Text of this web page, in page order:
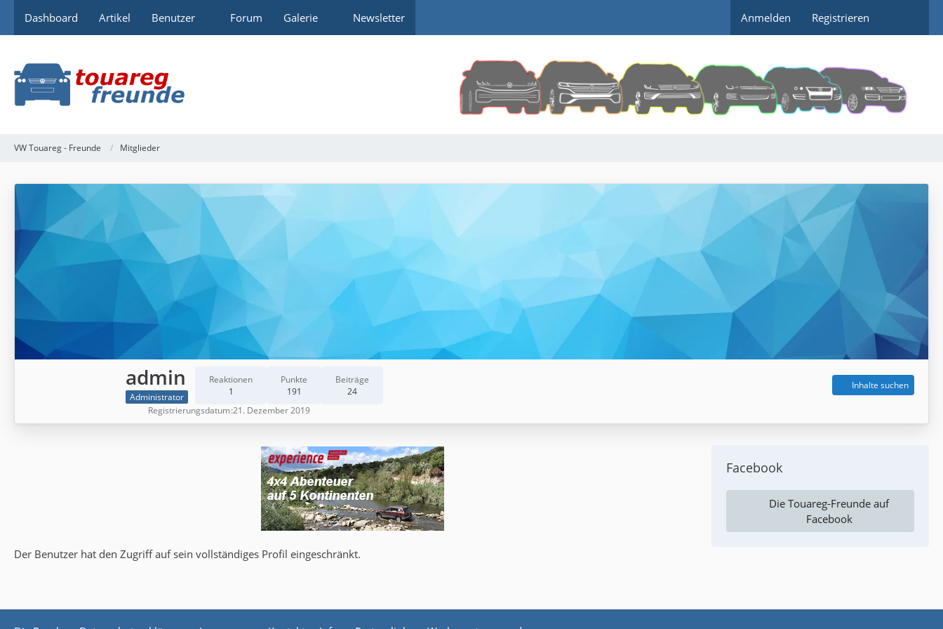
Dashboard Artikel Benutzer Forum Galerie Newsletter Anmelden Registrieren
VW Touareg - Freunde Mitglieder
admin
Administrator
Reaktionen
1
Punkte
191
Beiträge
24
Inhalte suchen
Registrierungsdatum 21. Dezember 2019
Der Benutzer hat den Zugriff auf sein vollständiges Profil eingeschränkt.
Facebook
Die Touareg-Freunde auf
Facebook